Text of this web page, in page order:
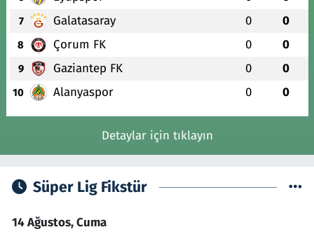
7 Galatasaray 0 0
8 Çorum FK 0 0
9 Gaziantep FK 0 0
10 Alanyaspor 0 0
Detaylar için tıklayın
Süper Lig Fikstür
14 Ağustos, Cuma